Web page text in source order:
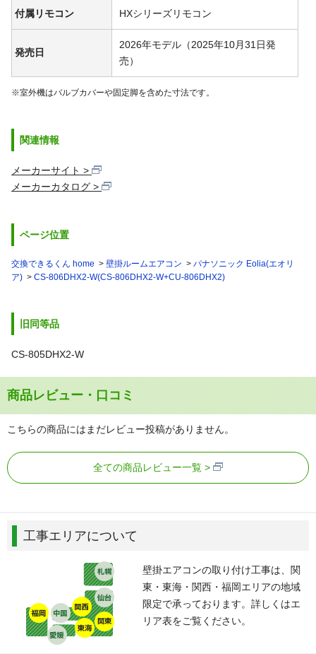
付属リモコン HXシリーズリモコン
発売日
2026年モデル（2025年10月31日発
売）
※室外機はバルブカバーや固定脚を含めた寸法です。
関連情報
メーカーサイト
メーカーカタログ
ページ位置
交換できるくん home 壁掛ルームエアコン
パナソニック Eolia(エオリ
ア)
CS-806DHX2-W(CS-806DHX2-W+CU-806DHX2)
旧同等品
CS-805DHX2-W
商品レビュー・口コミ
こちらの商品にはまだレビュー投稿がありません。
全ての商品レビュー一覧
工事エリアについて
壁掛エアコンの取り付け工事は、関
東・東海・関西・福岡エリアの地域
限定で承っております。詳しくはエ
リア表をご覧ください。